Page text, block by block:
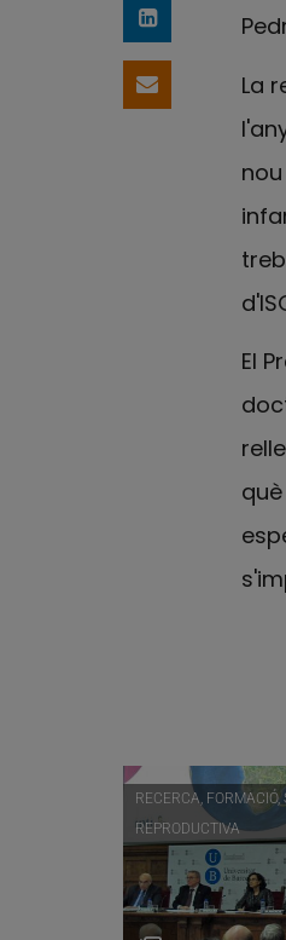
Comparteix
Comparteix
La
El
RECERCA,
REPRODUCTIVA